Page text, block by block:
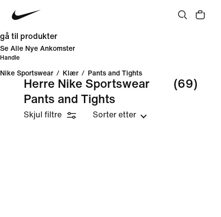
gå til produkter
Se Alle Nye Ankomster
Handle
Nike Sportswear / Klær / Pants and Tights
Herre Nike Sportswear
Pants and Tights
(69)
Skjul filtre Sorter etter